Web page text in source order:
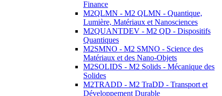
Finance
M2QLMN - M2 QLMN - Quantique,
Lumière, Matériaux et Nanosciences
M2QUANTDEV - M2 QD - Dispositifs
Quantiques
M2SMNO - M2 SMNO - Science des
Matériaux et des Nano-Objets
M2SOLIDS - M2 Solids - Mécanique des
Solides
M2TRADD - M2 TraDD - Transport et
Développement Durable